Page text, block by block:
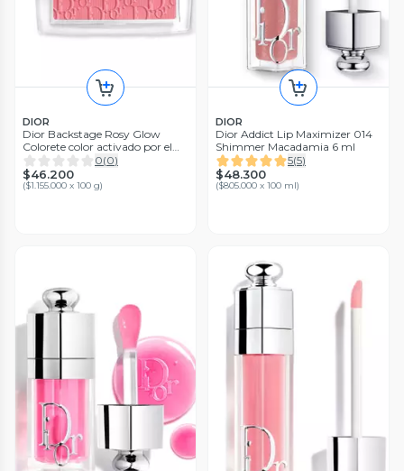
DIOR
Dior Backstage Rosy Glow
Colorete color activado por el
pH 077 Candy0(0)
$46.200
($1.155.000 x 100 g)
DIOR
Dior Addict Lip Maximizer 014
Shimmer Macadamia 6 ml
5(5)
$48.300
($805.000 x 100 ml)